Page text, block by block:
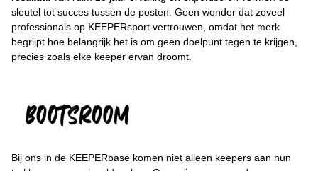
sleutel tot succes tussen de posten. Geen wonder dat zoveel
professionals op KEEPERsport vertrouwen, omdat het merk
begrijpt hoe belangrijk het is om geen doelpunt tegen te krijgen,
precies zoals elke keeper ervan droomt.
Bij ons in de KEEPERbase komen niet alleen keepers aan hun